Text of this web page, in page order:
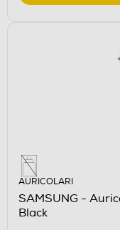
AURICOLARI
SAMSUNG -
Black